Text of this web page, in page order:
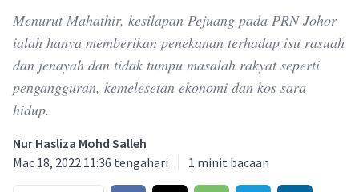
Menurut Mahathir, kesilapan Pejuang pada PRN Johor
ialah hanya memberikan penekanan terhadap isu rasuah
dan jenayah dan tidak tumpu masalah rakyat seperti
pengangguran, kemelesetan ekonomi dan kos sara
hidup.
Nur Hasliza Mohd Salleh
Mac 18, 2022 11:36 tengahari
1 minit bacaan